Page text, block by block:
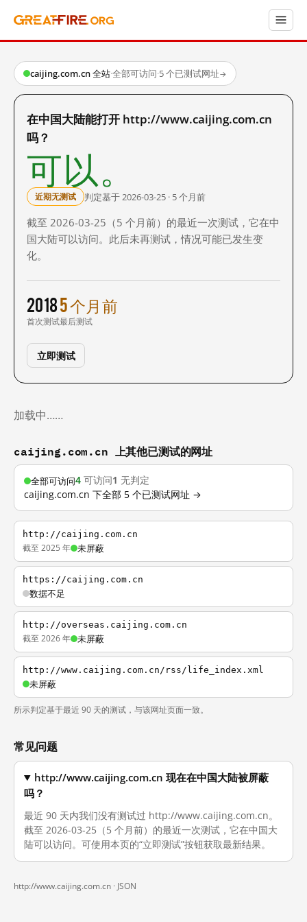
caijing.com.cn 全站·全部可访问·5 个已测试网址→
在中国大陆能打开 http://www.caijing.com.cn
吗？
可以。
近期无测试 判定基于 2026-03-25 · 5 个月前
截至 2026-03-25（5 个月前）的最近一次测试，它在中
国大陆可以访问。此后未再测试，情况可能已发生变
化。
2018
首次测试
5 个月前
最后测试
立即测试
加载中……
caijing.com.cn 上其他已测试的网址
全部可访问4 可访问1 无判定
caijing.com.cn 下全部 5 个已测试网址 →
http://caijing.com.cn
截至 2025 年 未屏蔽
https://caijing.com.cn
数据不足
http://overseas.caijing.com.cn
截至 2026 年 未屏蔽
http://www.caijing.com.cn/rss/life_index.xml
未屏蔽
所示判定基于最近 90 天的测试，与该网址页面一致。
常见问题
http://www.caijing.com.cn 现在在中国大陆被屏蔽
吗？
最近 90 天内我们没有测试过 http://www.caijing.com.cn。
截至 2026-03-25（5 个月前）的最近一次测试，它在中国大
陆可以访问。可使用本页的“立即测试”按钮获取最新结果。
http://www.caijing.com.cn · JSON